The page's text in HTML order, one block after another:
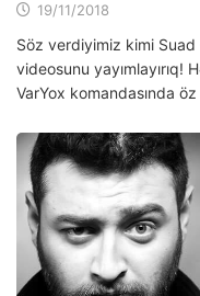
19/11/2018
Söz verdiyimiz kimi
videosunu yayımlayırıq!
VarYox komandasında